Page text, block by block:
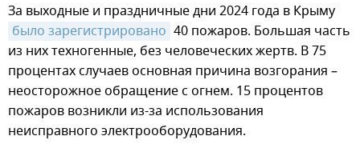
За выходные и праздничные дни 2024 года в Крыму
было зарегистрировано 40 пожаров. Большая часть
из них техногенные, без человеческих жертв. В 75
процентах случаев основная причина возгорания –
неосторожное обращение с огнем. 15 процентов
пожаров возникли из-за использования
неисправного электрооборудования.